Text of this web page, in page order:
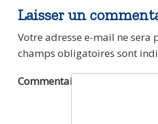
Laisser un
Votre adresse e-mail ne sera
champs obligatoires sont
Commentaire